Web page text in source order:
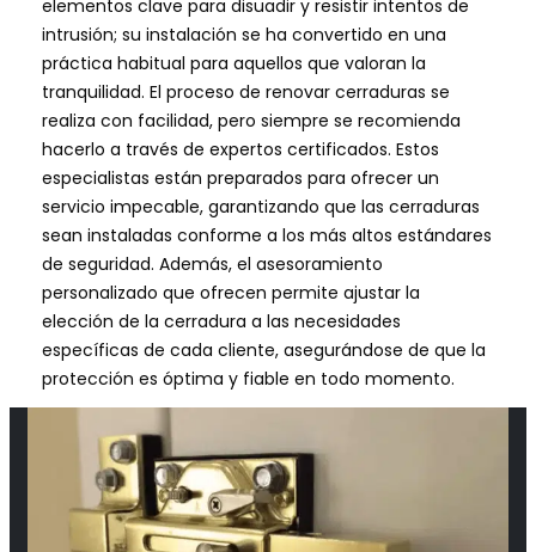
elementos clave para disuadir y resistir intentos de
intrusión; su instalación se ha convertido en una
práctica habitual para aquellos que valoran la
tranquilidad. El proceso de renovar cerraduras se
realiza con facilidad, pero siempre se recomienda
hacerlo a través de expertos certificados. Estos
especialistas están preparados para ofrecer un
servicio impecable, garantizando que las cerraduras
sean instaladas conforme a los más altos estándares
de seguridad. Además, el asesoramiento
personalizado que ofrecen permite ajustar la
elección de la cerradura a las necesidades
específicas de cada cliente, asegurándose de que la
protección es óptima y fiable en todo momento.